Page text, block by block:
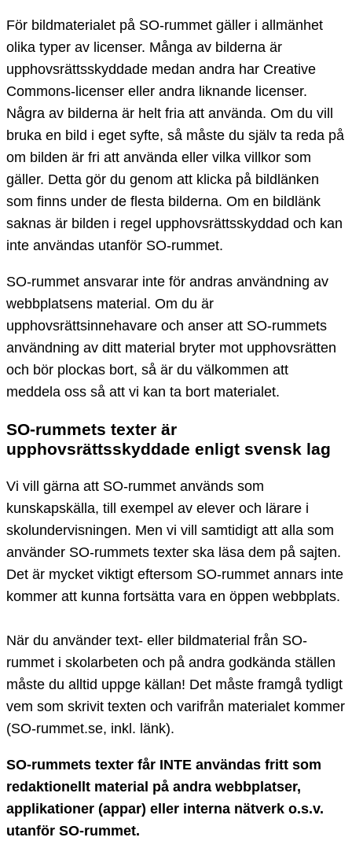
För bildmaterialet på SO-rummet gäller i allmänhet
olika typer av licenser. Många av bilderna är
upphovsrättsskyddade medan andra har Creative
Commons-licenser eller andra liknande licenser.
Några av bilderna är helt fria att använda. Om du vill
bruka en bild i eget syfte, så måste du själv ta reda på
om bilden är fri att använda eller vilka villkor som
gäller. Detta gör du genom att klicka på bildlänken
som finns under de flesta bilderna. Om en bildlänk
saknas är bilden i regel upphovsrättsskyddad och kan
inte användas utanför SO-rummet.
SO-rummet ansvarar inte för andras användning av
webbplatsens material. Om du är
upphovsrättsinnehavare och anser att SO-rummets
användning av ditt material bryter mot upphovsrätten
och bör plockas bort, så är du välkommen att
meddela oss så att vi kan ta bort materialet.
SO-rummets texter är
upphovsrättsskyddade enligt svensk lag
Vi vill gärna att SO-rummet används som
kunskapskälla, till exempel av elever och lärare i
skolundervisningen. Men vi vill samtidigt att alla som
använder SO-rummets texter ska läsa dem på sajten.
Det är mycket viktigt eftersom SO-rummet annars inte
kommer att kunna fortsätta vara en öppen webbplats.
När du använder text- eller bildmaterial från SO-
rummet i skolarbeten och på andra godkända ställen
måste du alltid uppge källan! Det måste framgå tydligt
vem som skrivit texten och varifrån materialet kommer
(SO-rummet.se, inkl. länk).
SO-rummets texter får INTE användas fritt som
redaktionellt material på andra webbplatser,
applikationer (appar) eller interna nätverk o.s.v.
utanför SO-rummet.